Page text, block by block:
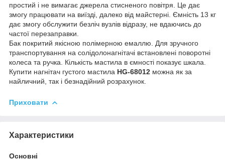
простий і не вимагає джерела стисненого повітря. Це дає
змогу працювати на виїзді, далеко від майстерні. Ємність 13 кг
дає змогу обслужити безліч вузлів відразу, не вдаючись до
частої перезаправки.
Бак покритий якісною полімерною емаллю. Для зручного
транспортування на солідолонагнітачі встановлені поворотні
колеса та ручка. Кількість мастила в ємності показує шкала.
Купити нагнітач густого мастила HG-68012 можна як за
найличний, так і безнадійний розрахунок.
Приховати
Характеристики
Основні